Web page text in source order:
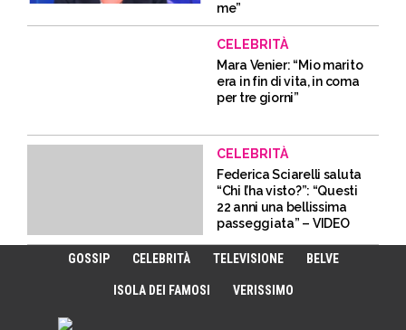
me”
CELEBRITÀ
Mara Venier: “Mio marito
era in fin di vita, in coma
per tre giorni”
CELEBRITÀ
Federica Sciarelli saluta
“Chi l’ha visto?”: “Questi
22 anni una bellissima
passeggiata” – VIDEO
GOSSIP CELEBRITÀ TELEVISIONE BELVE
ISOLA DEI FAMOSI VERISSIMO